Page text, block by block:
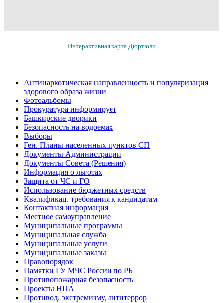
Интерактивная карта Дюртюли
Антинаркотическая направленность и популяризация
здорового образа жизни
Фотоальбомы
Прокуратура информирует
Башкирские дворики
Безопасность на водоемах
Выборы
Ген. Планы населенных пунктов СП
Документы Администрации
Документы Совета (Решения)
Информация о льготах
Защита от ЧС и ГО
Использование бюджетных средств
Квалификац. требования к кандидатам
Контактная информация
Местное самоуправление
Муниципальные программы
Муниципальная служба
Муниципальные услуги
Муниципальные заказы
Правопорядок
Памятки ГУ МЧС России по РБ
Противопожарная безопасность
Проекты НПА
Противод. экстремизму, антитеррор